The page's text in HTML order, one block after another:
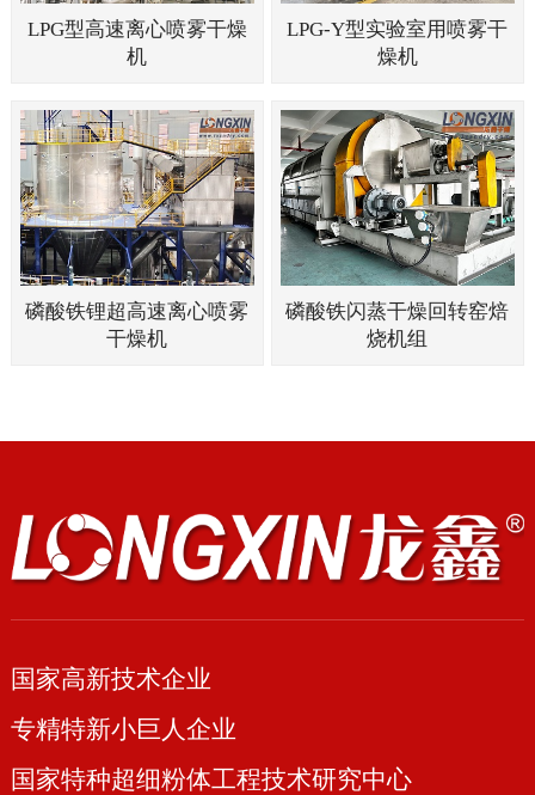
LPG型高速离心喷雾干燥
机
LPG-Y型实验室用喷雾干
燥机
磷酸铁锂超高速离心喷雾
干燥机
磷酸铁闪蒸干燥回转窑焙
烧机组
国家高新技术企业
专精特新小巨人企业
国家特种超细粉体工程技术研究中心